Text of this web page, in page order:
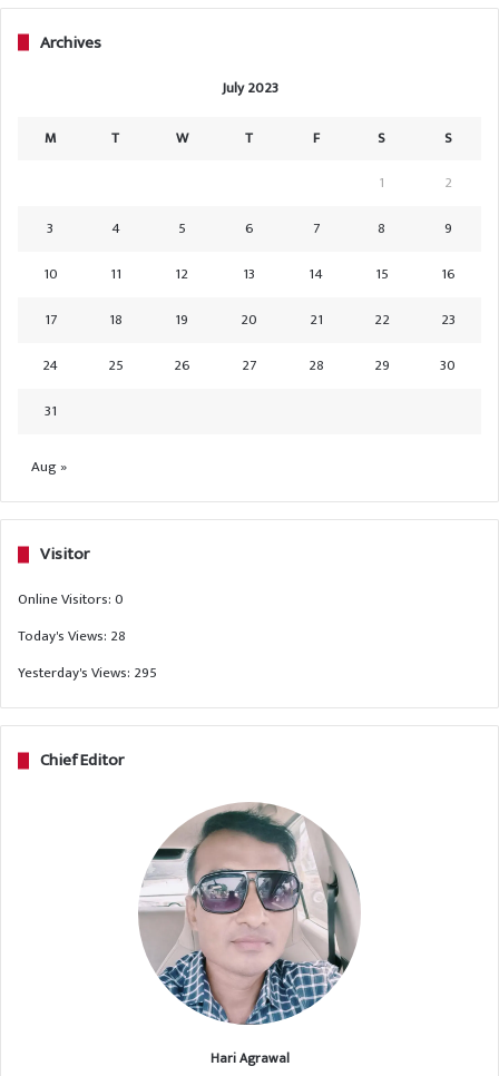
Archives
July 2023
M T W T F S
S
1
2
3
4 5 6 7 8
9
10
11 12 13 14 15
16
17
18 19 20 21 22
23
24
25 26 27 28 29
30
31
Aug »
Visitor
Online Visitors:0
Today's Views: 28
Yesterday's Views: 295
Chief Editor
Hari Agrawal